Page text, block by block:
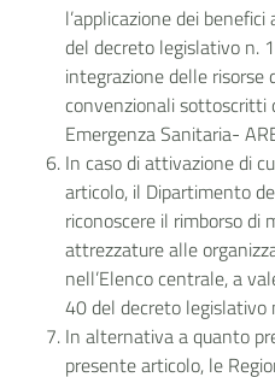
l’applicazione dei
del decreto legislativo n.
integrazione delle risorse
convenzionali sottoscritti
Emergenza Sanitaria-
In caso di attivazione di
articolo, il Dipartimento
riconoscere il rimborso di
attrezzature alle
nell’Elenco centrale, a
40 del decreto legislativo
In alternativa a quanto
presente articolo, le